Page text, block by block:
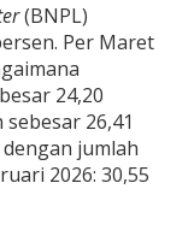
(BNPL)
Per Maret
24,20
26,41
jumlah
2026: 30,55